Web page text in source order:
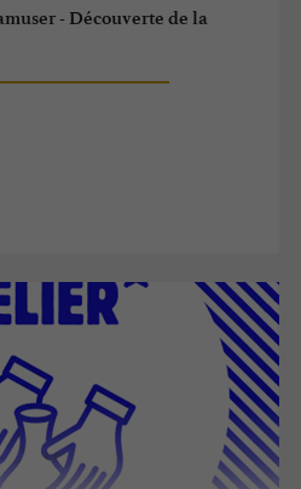
- Découverte de la